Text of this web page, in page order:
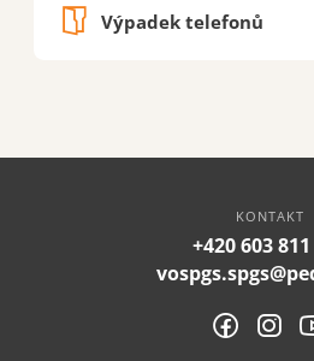
Výpadek telefonů
KONTAKT
+420 603